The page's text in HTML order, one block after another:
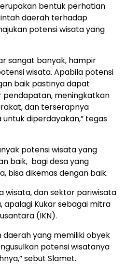
bentuk perhatian
daerah terhadap
potensi wisata yang
sangat banyak, hampir
wisata. Apabila potensi
baik pastinya dapat
pendapatan, meningkatkan
dan terserapnya
untuk diperdayakan,” tegas
potensi wisata yang
baik, bagi desa yang
bisa dikemas dengan baik.
wisata, dan sektor pariwisata
apalagi Kukar sebagai mitra
(IKN).
daerah yang memiliki obyek
potensi wisatanya
sebut Slamet.